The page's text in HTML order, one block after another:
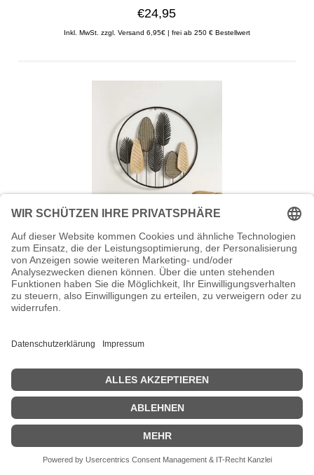
€24,95
Inkl. MwSt. zzgl. Versand 6,95€ | frei ab 250 € Bestellwert
Wanddeko "Blätterensemble", D 56 cm
€44,95
Inkl. MwSt. zzgl. Versand 6,95€ | frei ab 250 € Bestellwert